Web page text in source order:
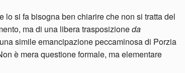
lo si fa bisogna ben chiarire che non si tratta del
ma di una libera trasposizioneda
simile emancipazione peccaminosa di Porzia
è mera questione formale, ma elementare